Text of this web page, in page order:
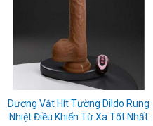
Dương Vật Hít Tường Dildo Rung
Nhiệt Điều Khiển Từ Xa Tốt Nhất